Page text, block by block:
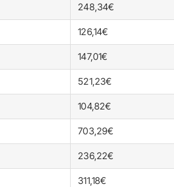
248,34€
126,14€
147,01€
521,23€
104,82€
703,29€
236,22€
311,18€